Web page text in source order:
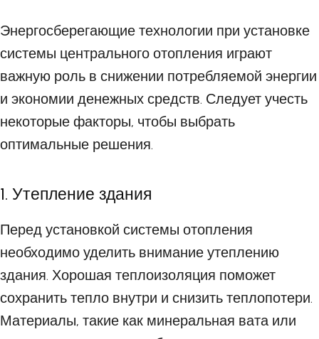
Энергосберегающие технологии при установке
системы центрального отопления играют
важную роль в снижении потребляемой энергии
и экономии денежных средств. Следует учесть
некоторые факторы, чтобы выбрать
оптимальные решения.
1. Утепление здания
Перед установкой системы отопления
необходимо уделить внимание утеплению
здания. Хорошая теплоизоляция поможет
сохранить тепло внутри и снизить теплопотери.
Материалы, такие как минеральная вата или